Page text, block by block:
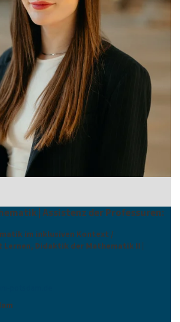
| Assistenz der Professuren:
im inklusiven Kontext /
Didaktik der Mathematik II |